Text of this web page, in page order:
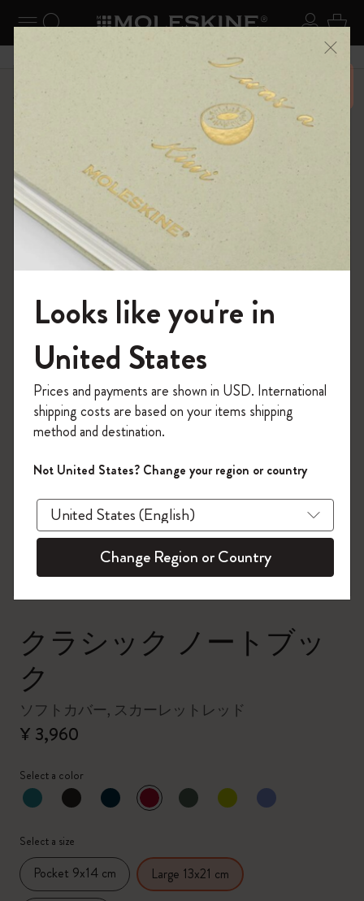
ナビゲーションの切替 ログ
検索 (キーワードなど) カ
6,500円以上のご購入で送料無料 メニ
ーを閉じる
ショップ The Original Notebook
クラシック ノートブッ
ク
ソフトカバー, スカーレットレッド
¥ 3,960
Select a color
選択済
*選択したカラー
Select a size
Pocket 9x14 cm Large 13x21 cm
モレスキンの世界へようこそ
「WELCOME10」を入力すると、初回注
文が10%オフ＋送料無料になります。セ
ール・アウトレット品は適用外。
Moleskineアカウントを作成して限定オフ
ァーや会員特典、さらに多くのインスピ
レーションを手に入れましょう。
今すぐ会員登録 !
Looks like you're in
United States
Prices and payments are shown in USD. International
shipping costs are based on your items shipping
method and destination.
Not United States? Change your region or country
Change Region or Country